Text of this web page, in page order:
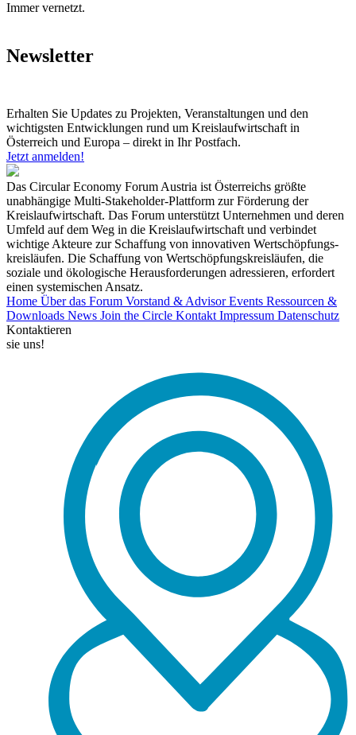
Immer vernetzt.
Newsletter
Erhalten Sie Updates zu Projekten, Veranstaltungen und den
wichtigsten Entwicklungen rund um Kreislaufwirtschaft in
Österreich und Europa – direkt in Ihr Postfach.
Jetzt anmelden!
Das Circular Economy Forum Austria ist Österreichs größte
unabhängige Multi-Stakeholder-Plattform zur Förderung der
Kreislaufwirtschaft. Das Forum unterstützt Unternehmen und deren
Umfeld auf dem Weg in die Kreislaufwirtschaft und verbindet
wichtige Akteure zur Schaffung von innovativen Wertschöpfungs-
kreisläufen. Die Schaffung von Wertschöpfungskreisläufen, die
soziale und ökologische Herausforderungen adressieren, erfordert
einen systemischen Ansatz.
Home Über das Forum Vorstand & AdvisorEvents Ressourcen &
Downloads News Join the Circle Kontakt Impressum Datenschutz
Kontaktieren
sie uns!